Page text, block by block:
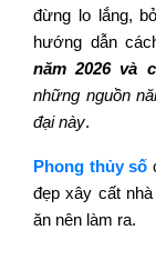
đừng lo lắng,
hướng dẫn
năm 2026 và
những nguồn
đại này.
Phong thủy số
đẹp xây cất
ăn nên làm ra.